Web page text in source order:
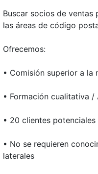
Buscar socios de
las áreas de código
Ofrecemos:
• Comisión superior a la
• Formación cualitativa /
• 20 clientes
• No se requieren
laterales